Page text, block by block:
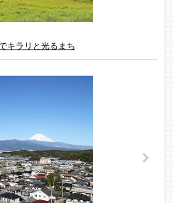
キラリと光るまち